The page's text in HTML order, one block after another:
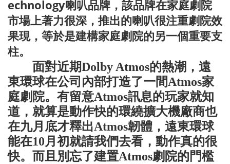
echnology喇叭品牌，該品牌在家庭劇院
市場上著力很深，推出的喇叭很注重劇院效
果現，等於是建構家庭劇院的另一個重要支
柱。
面對近期Dolby Atmos的熱潮，遠
東環球在公司內部打造了一間Atmos家
庭劇院。有留意Atmos訊息的玩家就知
道，就算是動作快的環繞擴大機廠商也
在九月底才釋出Atmos韌體，遠東環球
能在10月初就請我們去看，動作真的很
快。而且別忘了建置Atmos劇院的門檻